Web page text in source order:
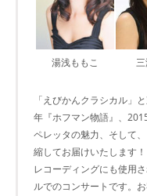
湯浅ももこ
「えびかんクラシカル」
年『ホフマン物語』、
ペレッタの魅力、そして
縮してお届けいたします！
レコーディングにも使用
ルでのコンサートです。